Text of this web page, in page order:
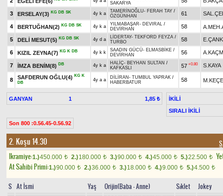
SAKARYA
3 ERSELAY(3) KG DB SK 4y k a TAMERİNOĞLU- FERAH TAY /
ÖZGÜNHAN
61
4 BERTUĞHAN(2) KG DB SK 4y k a YILMABAŞAR- DEVIRAL /
DEVİRHAN
58
5 DELİ MESUT(5) KG DB SK 4y d a LİDERTAY- TEKFORD FEYZA /
TURBO
58
6 KIZIL ZEYNA(7) KG K DB 4y k k SAADIN GÜCÜ- ELMASBİKE /
DEVİRHAN
56
7 İMZA BENİM(8) DB 4y k a HALİÇ- BEYHAN SULTAN /
KAFKASLI
57 +0.80 S.KAYA
8 SAFDERUN OĞLU(4) KG K
DB
4y a a DİLİRAN - TUMBUL YAPRAK /
HABERBATUR
58
GANYAN 1 1,85 ₺
İKİLİ
SIRALI İKİLİ
Son 800 :0.56.45-0.56.92
2. Koşu 14.30
Ikramiye:1.)450.000 t 2.)180.000 t 3.)90.000 t 4.)45.000 t 5.)22.500 t
At Sahibi Primi:1.)90.000 t 2.)36.000 t 3.)18.000 t 4.)9.000 t 5.)4.500 t
S At İsmi Yaş Orijin(Baba - Anne) Sıklet Jokey